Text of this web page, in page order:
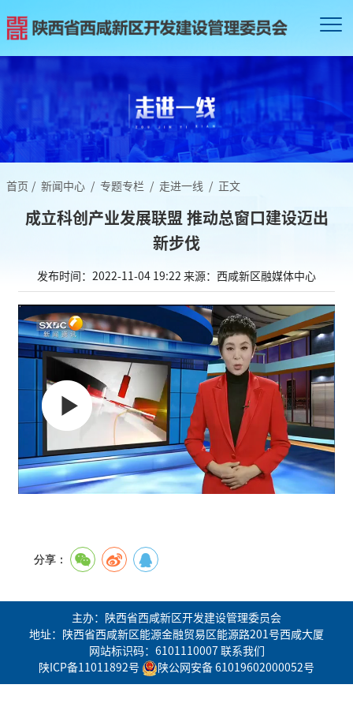
首页 / 新闻中心 / 专题专栏 / 走进一线 / 正文
成立科创产业发展联盟 推动总窗口建设迈出
新步伐
发布时间：2022-11-04 19:22 来源：西咸新区融媒体中心
分享：
主办：陕西省西咸新区开发建设管理委员会
地址：陕西省西咸新区能源金融贸易区能源路201号西咸大厦
网站标识码：6101110007 联系我们
陕ICP备11011892号
陕公网安备 61019602000052号